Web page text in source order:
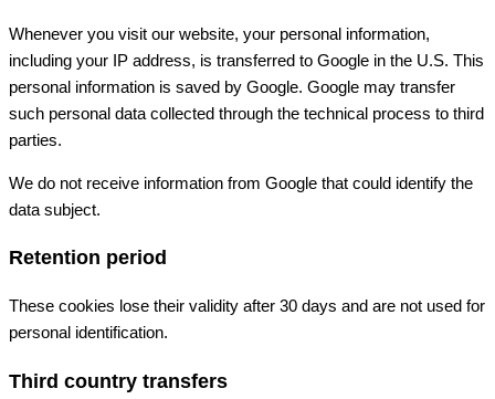
Whenever you visit our website, your personal information,
including your IP address, is transferred to Google in the U.S. This
personal information is saved by Google. Google may transfer
such personal data collected through the technical process to third
parties.
We do not receive information from Google that could identify the
data subject.
Retention period
These cookies lose their validity after 30 days and are not used for
personal identification.
Third country transfers